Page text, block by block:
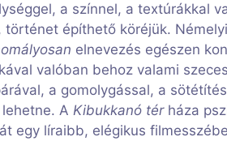
a színnel, a textúrákkal
építhető köréjük.
elnevezés egészen
valóban behoz valami
a gomolygással, a
A Kibukkanó térháza
egy líraibb, elégikus